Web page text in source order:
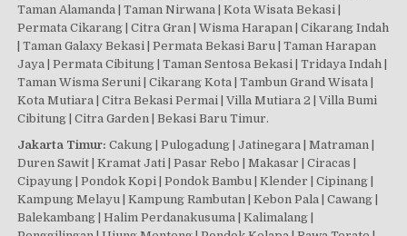
Taman Alamanda | Taman Nirwana | Kota Wisata Bekasi |
Permata Cikarang | Citra Gran | Wisma Harapan | Cikarang Indah
| Taman Galaxy Bekasi | Permata Bekasi Baru | Taman Harapan
Jaya | Permata Cibitung | Taman Sentosa Bekasi | Tridaya Indah |
Taman Wisma Seruni | Cikarang Kota | Tambun Grand Wisata |
Kota Mutiara | Citra Bekasi Permai | Villa Mutiara 2 | Villa Bumi
Cibitung | Citra Garden | Bekasi Baru Timur.
Jakarta Timur: Cakung | Pulogadung | Jatinegara | Matraman |
Duren Sawit | Kramat Jati | Pasar Rebo | Makasar | Ciracas |
Cipayung | Pondok Kopi | Pondok Bambu | Klender | Cipinang |
Kampung Melayu | Kampung Rambutan | Kebon Pala | Cawang |
Balekambang | Halim Perdanakusuma | Kalimalang |